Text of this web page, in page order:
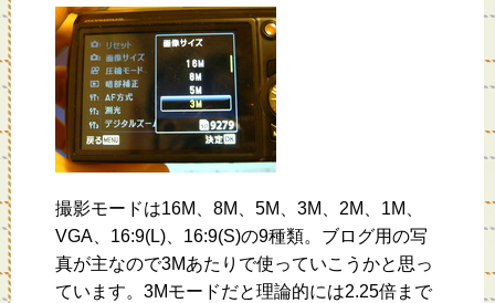
撮影モードは16M、8M、5M、3M、2M、1M、
VGA、16:9(L)、16:9(S)の9種類。ブログ用の写
真が主なので3Mあたりで使っていこうかと思っ
ています。3Mモードだと理論的には2.25倍まで